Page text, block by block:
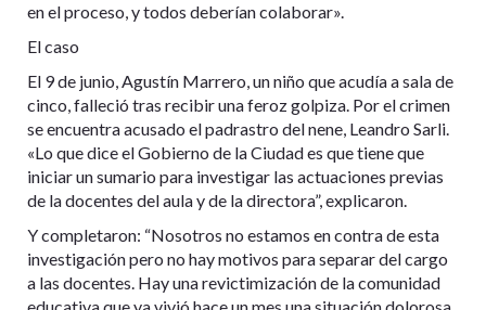
en el proceso, y todos deberían colaborar».
El caso
El 9 de junio, Agustín Marrero, un niño que acudía a sala de
cinco, falleció tras recibir una feroz golpiza. Por el crimen
se encuentra acusado el padrastro del nene, Leandro Sarli.
«Lo que dice el Gobierno de la Ciudad es que tiene que
iniciar un sumario para investigar las actuaciones previas
de la docentes del aula y de la directora”, explicaron.
Y completaron: “Nosotros no estamos en contra de esta
investigación pero no hay motivos para separar del cargo
a las docentes. Hay una revictimización de la comunidad